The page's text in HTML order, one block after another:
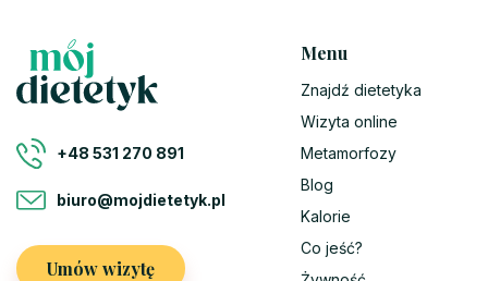
+48 531 270 891
biuro@mojdietetyk.pl
Umów wizytę
Menu
Znajdź dietetyka
Wizyta online
Metamorfozy
Blog
Kalorie
Co jeść?